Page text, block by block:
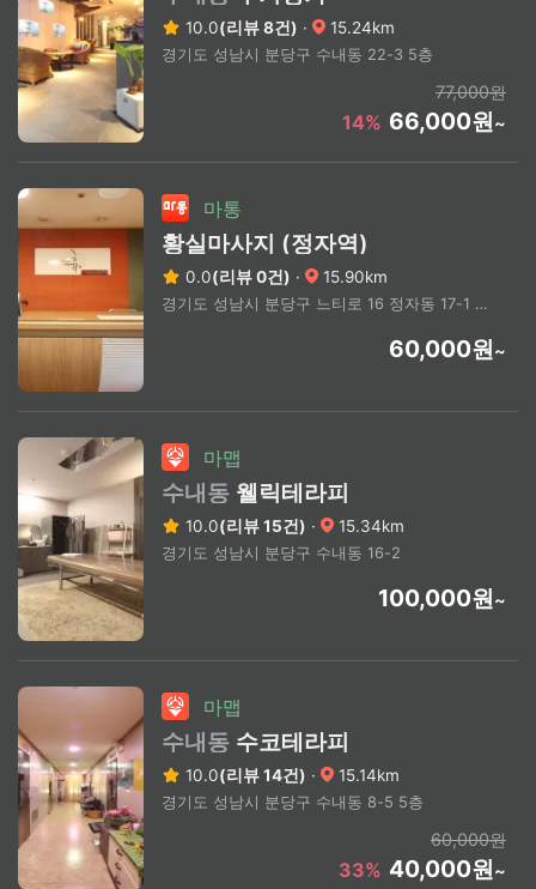
10.0(리뷰 8건) · 15.24km
경기도 성남시 분당구 수내동 22-3 5층
77,000원
14% 66,000원~
마통
황실마사지 (정자역)
0.0(리뷰 0건) · 15.90km
경기도 성남시 분당구 느티로 16 정자동 17-1 젤존타워1 4층 403호
60,000원~
마맵
수내동 웰릭테라피
10.0(리뷰 15건) · 15.34km
경기도 성남시 분당구 수내동 16-2
100,000원~
마맵
수내동 수코테라피
10.0(리뷰 14건) · 15.14km
경기도 성남시 분당구 수내동 8-5 5층
60,000원
33% 40,000원~